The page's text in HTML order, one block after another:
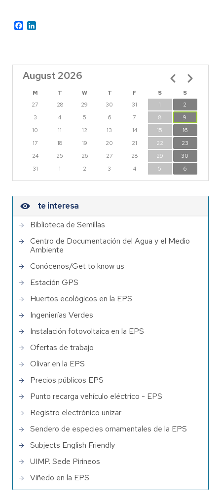
Facebook
August 2026
M T W T F S
S
27
28 29 30 31 1
2
3
4 5 6 7 8
9
10
11 12 13 14 15
16
17
18 19 20 21 22
23
24
25 26 27 28 29
30
31
1 2 3 4 5 6
Pagination
te interesa
Biblioteca de Semillas
Centro de Documentación del Agua y el Medio
Ambiente
Conócenos/Get to know us
Estación GPS
Huertos ecológicos en la EPS
Ingenierías Verdes
Instalación fotovoltaica en la EPS
Ofertas de trabajo
Olivar en la EPS
Precios públicos EPS
Punto recarga vehículo eléctrico - EPS
Registro electrónico unizar
Sendero de especies ornamentales de la EPS
Subjects English Friendly
UIMP. Sede Pirineos
Viñedo en la EPS